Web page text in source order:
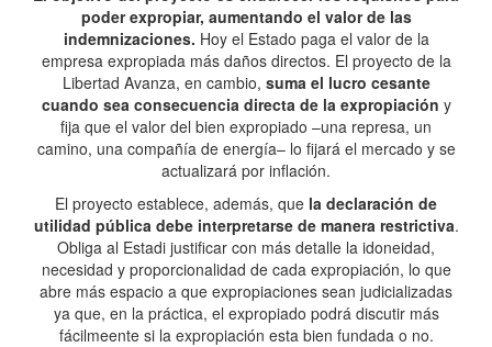
poder expropiar, aumentando el valor de las
indemnizaciones. Hoy el Estado paga el valor de la
empresa expropiada más daños directos. El proyecto de la
Libertad Avanza, en cambio, suma el lucro cesante
cuando sea consecuencia directa de la expropiación y
fija que el valor del bien expropiado –una represa, un
camino, una compañía de energía– lo fijará el mercado y se
actualizará por inflación.
El proyecto establece, además, que la declaración de
utilidad pública debe interpretarse de manera restrictiva.
Obliga al Estadi justificar con más detalle la idoneidad,
necesidad y proporcionalidad de cada expropiación, lo que
abre más espacio a que expropiaciones sean judicializadas
ya que, en la práctica, el expropiado podrá discutir más
fácilmeente si la expropiación esta bien fundada o no.